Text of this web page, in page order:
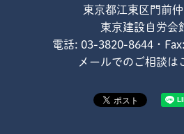
東京都江東区門前
東京建設自労会
電話: 03-3820-8644・
メールでのご相談は